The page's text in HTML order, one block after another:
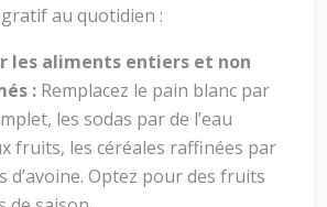
au quotidien :
les aliments entiers et non
: Remplacez le pain blanc par
les sodas par de l’eau
fruits, les céréales raffinées par
d’avoine. Optez pour des fruits